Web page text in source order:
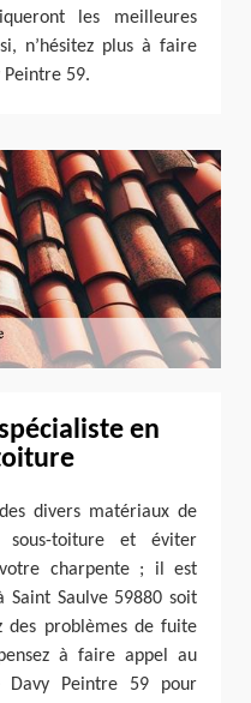
les meilleures
n’hésitez plus à faire
59.
en
divers matériaux de
toiture et éviter
charpente ; il est
Saulve 59880 soit
des problèmes de fuite
à faire appel au
Davy Peintre 59 pour